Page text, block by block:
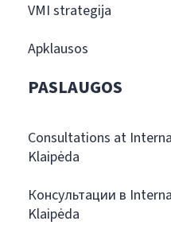
VMI strategija
Apklausos
PASLAUGOS
Consultations at
Klaipėda
Консультации в
Klaipėda